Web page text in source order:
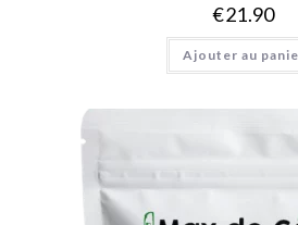
€21.90
Ajouter au